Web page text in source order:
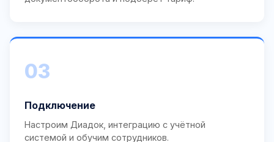
03
Подключение
Настроим Диадок, интеграцию с учётной
системой и обучим сотрудников.